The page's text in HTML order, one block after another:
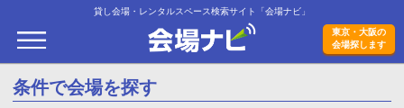
貸し会場・レンタルスペース検索サイト「会場ナビ」
東京・大阪の
会場探します
条件で会場を探す